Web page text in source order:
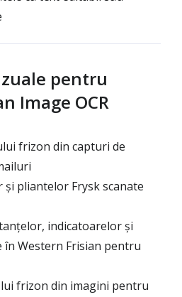
pentru
Image OCR
frizon din capturi de
și pliantelor Frysk scanate
indicatoarelor și
Western Frisian pentru
frizon din imagini pentru